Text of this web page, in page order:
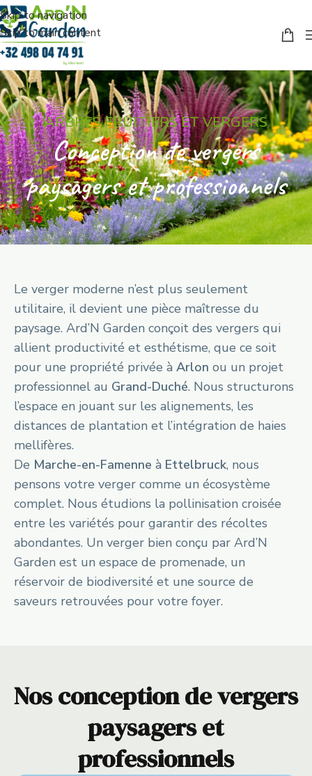
Skip to navigation
Skip to main content
ARBRES FRUITIERS ET VERGERS
Conception de vergers
paysagers et professionnels
Le verger moderne n’est plus seulement
utilitaire, il devient une pièce maîtresse du
paysage. Ard’N Garden conçoit des vergers qui
allient productivité et esthétisme, que ce soit
pour une propriété privée à Arlon ou un projet
professionnel au Grand-Duché. Nous structurons
l’espace en jouant sur les alignements, les
distances de plantation et l’intégration de haies
mellifères.
De Marche-en-Famenne à Ettelbruck, nous
pensons votre verger comme un écosystème
complet. Nous étudions la pollinisation croisée
entre les variétés pour garantir des récoltes
abondantes. Un verger bien conçu par Ard’N
Garden est un espace de promenade, un
réservoir de biodiversité et une source de
saveurs retrouvées pour votre foyer.
Nos conception de vergers
paysagers et
professionnels